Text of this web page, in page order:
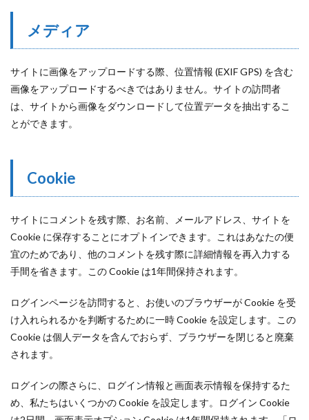
メディア
サイトに画像をアップロードする際、位置情報 (EXIF GPS) を含む
画像をアップロードするべきではありません。サイトの訪問者
は、サイトから画像をダウンロードして位置データを抽出するこ
とができます。
Cookie
サイトにコメントを残す際、お名前、メールアドレス、サイトを
Cookie に保存することにオプトインできます。これはあなたの便
宜のためであり、他のコメントを残す際に詳細情報を再入力する
手間を省きます。この Cookie は1年間保持されます。
ログインページを訪問すると、お使いのブラウザーが Cookie を受
け入れられるかを判断するために一時 Cookie を設定します。この
Cookie は個人データを含んでおらず、ブラウザーを閉じると廃棄
されます。
ログインの際さらに、ログイン情報と画面表示情報を保持するた
め、私たちはいくつかの Cookie を設定します。ログイン Cookie